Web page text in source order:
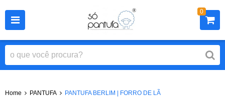
0
Home PANTUFA PANTUFA BERLIM | FORRO DE LÃ